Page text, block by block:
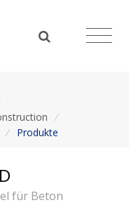
/
/ Produkte
für Beton